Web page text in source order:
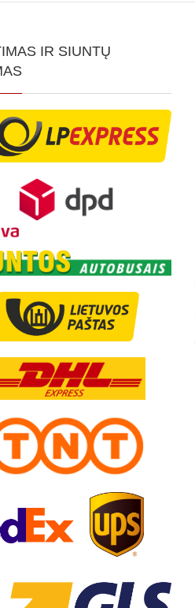
IR SIUNTŲ